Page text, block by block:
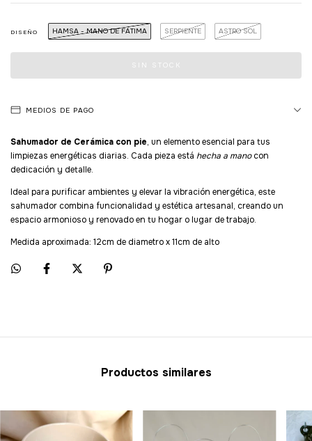
DISEÑO HAMSA - MANO DE FÁTIMA SERPIENTE ASTRO SOL
MEDIOS DE PAGO
Sahumador de Cerámica con pie, un elemento esencial para tus
limpiezas energéticas diarias. Cada pieza está hecha a manocon
dedicación y detalle.
Ideal para purificar ambientes y elevar la vibración energética, este
sahumador combina funcionalidad y estética artesanal, creando un
espacio armonioso y renovado en tu hogar o lugar de trabajo.
Medida aproximada: 12cm de diametro x 11cm de alto
Productos similares